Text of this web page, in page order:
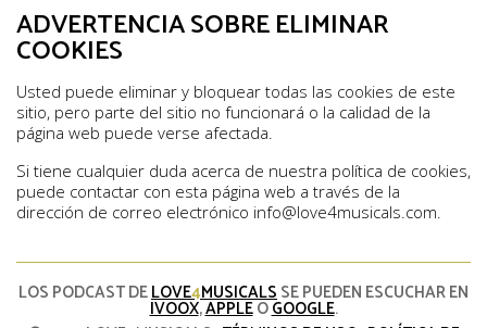
ADVERTENCIA SOBRE ELIMINAR
COOKIES
Usted puede eliminar y bloquear todas las cookies de este
sitio, pero parte del sitio no funcionará o la calidad de la
página web puede verse afectada.
Si tiene cualquier duda acerca de nuestra política de cookies,
puede contactar con esta página web a través de la
dirección de correo electrónico info@love4musicals.com.
LOS PODCAST DELOVE4MUSICALSSE PUEDEN ESCUCHAR EN
IVOOX,APPLEOGOOGLE.